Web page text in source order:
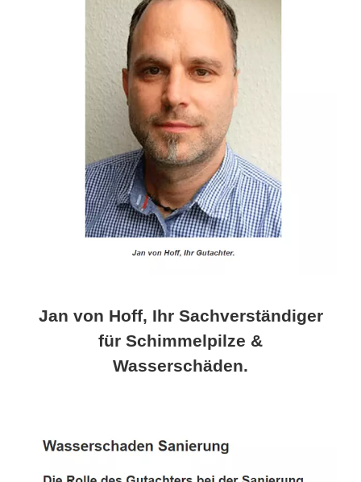
Jan von Hoff, Ihr Sachverständiger
für Schimmelpilze &
Wasserschäden.